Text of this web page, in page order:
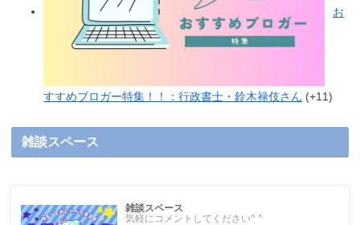
お
すすめブロガー特集！！：行政書士・鈴木禄伎さん +11
雑談スペース
雑談スペース
気軽にコメントしてください^ ^